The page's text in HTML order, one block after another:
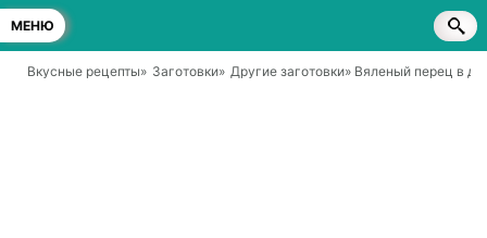
МЕНЮ
Вкусные рецепты» Заготовки» Другие заготовки» Вяленый перец в